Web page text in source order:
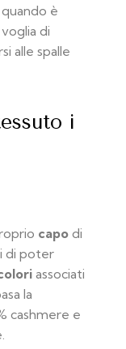
è
di
alle spalle
i
capodi
di poter
associati
la
cashmere e